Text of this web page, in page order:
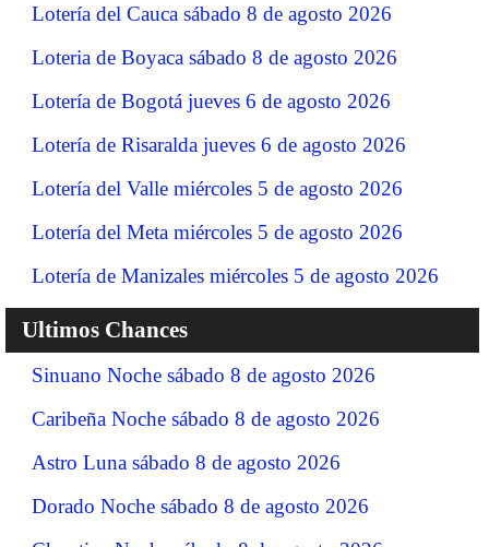
Lotería del Cauca sábado 8 de agosto 2026
Loteria de Boyaca sábado 8 de agosto 2026
Lotería de Bogotá jueves 6 de agosto 2026
Lotería de Risaralda jueves 6 de agosto 2026
Lotería del Valle miércoles 5 de agosto 2026
Lotería del Meta miércoles 5 de agosto 2026
Lotería de Manizales miércoles 5 de agosto 2026
Ultimos Chances
Sinuano Noche sábado 8 de agosto 2026
Caribeña Noche sábado 8 de agosto 2026
Astro Luna sábado 8 de agosto 2026
Dorado Noche sábado 8 de agosto 2026